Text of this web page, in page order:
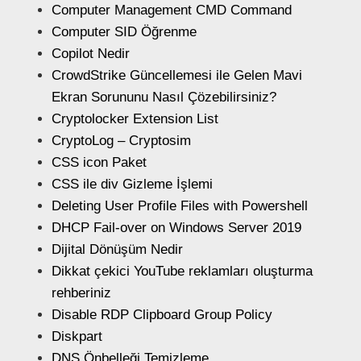
Computer Management CMD Command
Computer SID Öğrenme
Copilot Nedir
CrowdStrike Güncellemesi ile Gelen Mavi
Ekran Sorununu Nasıl Çözebilirsiniz?
Cryptolocker Extension List
CryptoLog – Cryptosim
CSS icon Paket
CSS ile div Gizleme İşlemi
Deleting User Profile Files with Powershell
DHCP Fail-over on Windows Server 2019
Dijital Dönüşüm Nedir
Dikkat çekici YouTube reklamları oluşturma
rehberiniz
Disable RDP Clipboard Group Policy
Diskpart